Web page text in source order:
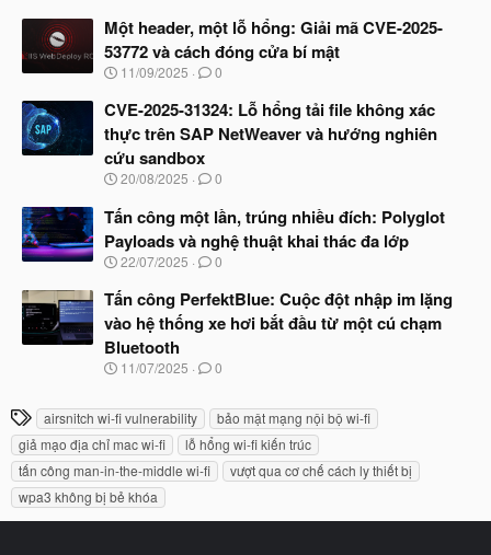
ầ
u
à
y
b
ắ
đ
ầ
u
Một header, một lỗ hổng: Giải mã CVE-2025-
53772 và cách đóng cửa bí mật
N
à
b
ắ
t
ầ
u
11/09/2025 0
CVE-2025-31324: Lỗ hổng tải file không xác
thực trên SAP NetWeaver và hướng nghiên
cứu sandbox
N
à
y
b
ắ
đ
ầ
u
20/08/2025 0
Tấn công một lần, trúng nhiều đích: Polyglot
Payloads và nghệ thuật khai thác đa lớp
N
à
b
ắ
t
u
22/07/2025 0
Tấn công PerfektBlue: Cuộc đột nhập im lặng
vào hệ thống xe hơi bắt đầu từ một cú chạm
Bluetooth
N
y
b
ắ
t
đ
ầ
u
11/07/2025 0
T
h
ẻ
airsnitch wi-fi vulnerability
bảo mật mạng nội bộ wi-fi
giả mạo địa chỉ mac wi-fi
lỗ hổng wi-fi kiến trúc
tấn công man-in-the-middle wi-fi
vượt qua cơ chế cách ly thiết bị
wpa3 không bị bẻ khóa